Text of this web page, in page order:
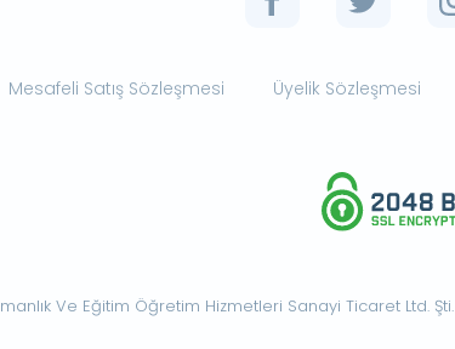
Mesafeli Satış Sözleşmesi Üyelik Sözleşmesi
Ve Eğitim Öğretim Hizmetleri Sanayi Ticaret Ltd. Şti.